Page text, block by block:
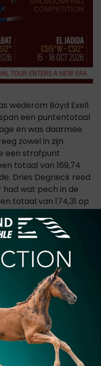
wederom Boyd Exell.
een puntentotaal
en was daarmee
zowel in zijn
een strafpunt
totaal van 169,74
Dries Degrieck reed
wat pech in de
totaal van 174,31 op
een nagenoeg
op vier, die hij moest
,SPORTNIEUWS
,WERLEDBEKER